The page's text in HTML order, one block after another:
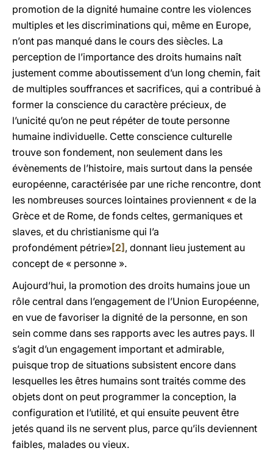
promotion de la dignité humaine contre les violences
multiples et les discriminations qui, même en Europe,
n’ont pas manqué dans le cours des siècles. La
perception de l’importance des droits humains naît
justement comme aboutissement d’un long chemin, fait
de multiples souffrances et sacrifices, qui a contribué à
former la conscience du caractère précieux, de
l’unicité qu’on ne peut répéter de toute personne
humaine individuelle. Cette conscience culturelle
trouve son fondement, non seulement dans les
évènements de l’histoire, mais surtout dans la pensée
européenne, caractérisée par une riche rencontre, dont
les nombreuses sources lointaines proviennent « de la
Grèce et de Rome, de fonds celtes, germaniques et
slaves, et du christianisme qui l’a
profondément pétrie»[2] , donnant lieu justement au
concept de « personne ».
Aujourd’hui, la promotion des droits humains joue un
rôle central dans l’engagement de l’Union Européenne,
en vue de favoriser la dignité de la personne, en son
sein comme dans ses rapports avec les autres pays. Il
s’agit d’un engagement important et admirable,
puisque trop de situations subsistent encore dans
lesquelles les êtres humains sont traités comme des
objets dont on peut programmer la conception, la
configuration et l’utilité, et qui ensuite peuvent être
jetés quand ils ne servent plus, parce qu’ils deviennent
faibles, malades ou vieux.